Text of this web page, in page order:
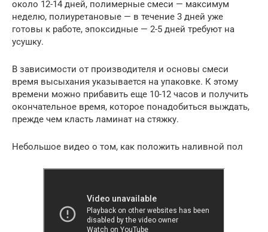
около 12-14 дней, полимерные смеси — максимум
неделю, полиуретановые — в течение 3 дней уже
готовы к работе, эпоксидные — 2-5 дней требуют на
усушку.
В зависимости от производителя и основы смеси
время высыхания указывается на упаковке. К этому
времени можно прибавить еще 10-12 часов и получить
окончательное время, которое понадобиться выждать,
прежде чем класть ламинат на стяжку.
Небольшое видео о том, как положить наливной пол